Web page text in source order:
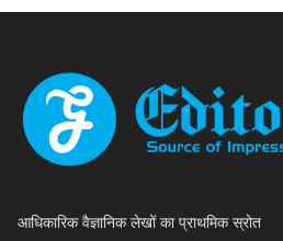
आधिकारिक वैज्ञानिक लेखों का प्राथमिक स्रोत